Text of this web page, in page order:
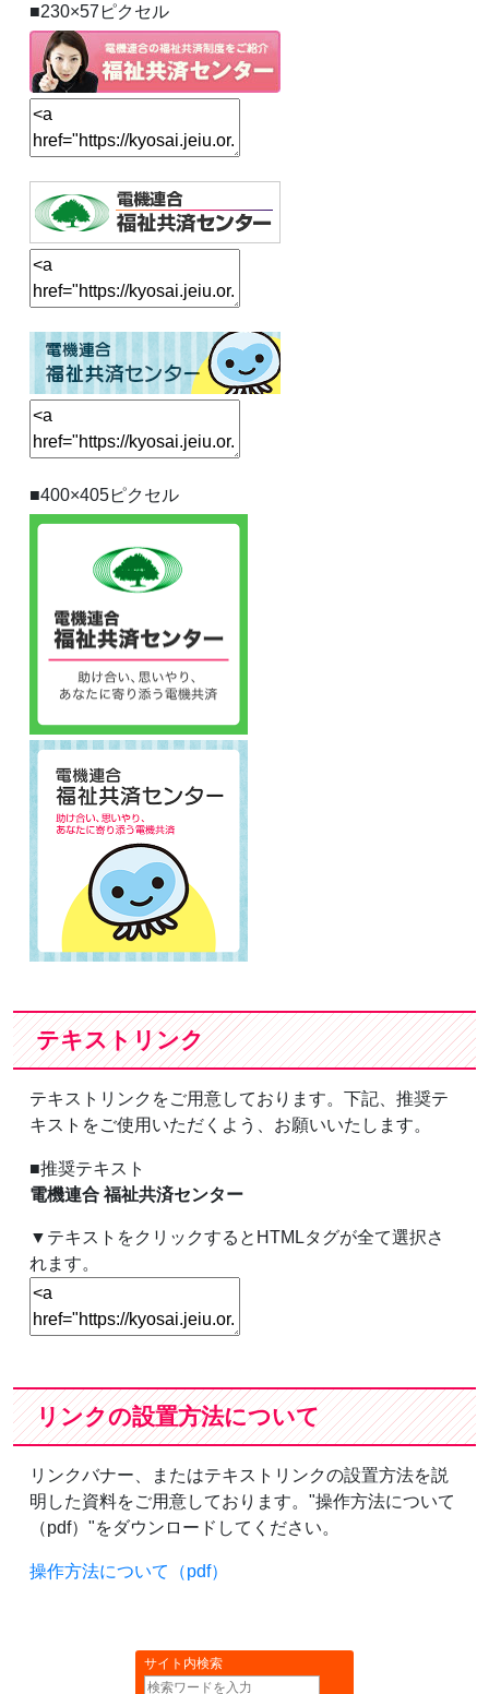
■230×57ピクセル
■400×405ピクセル
テキストリンク
テキストリンクをご用意しております。下記、推奨テ
キストをご使用いただくよう、お願いいたします。
■推奨テキスト
電機連合 福祉共済センター
▼テキストをクリックするとHTMLタグが全て選択さ
れます。
リンクの設置方法について
リンクバナー、またはテキストリンクの設置方法を説
明した資料をご用意しております。"操作方法について
（pdf）"をダウンロードしてください。
操作方法について（pdf）
サイト内検索